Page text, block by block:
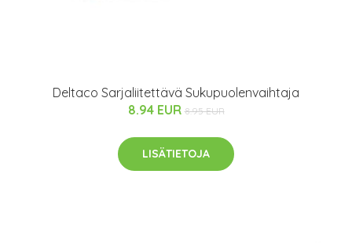
Deltaco Sarjaliitettävä Sukupuolenvaihtaja
8.94 EUR 8.95 EUR
LISÄTIETOJA